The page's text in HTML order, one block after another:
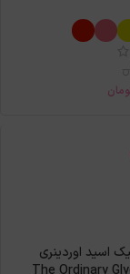
اسید اوردینری